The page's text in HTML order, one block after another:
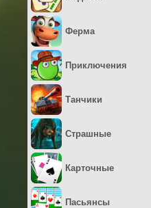
Ферма
Приключения
Танчики
Страшные
Карточные
Пасьянсы